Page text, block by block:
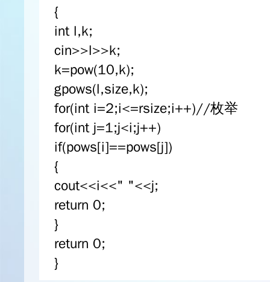
{
int l,k;
cin>>l>>k;
k=pow(10,k);
gpows(l,size,k);
for(int i=2;i<=rsize;i++)//枚举
for(int j=1;j<i;j++)
if(pows[i]==pows[j])
{
cout<<i<<" "<<j;
return 0;
}
return 0;
}